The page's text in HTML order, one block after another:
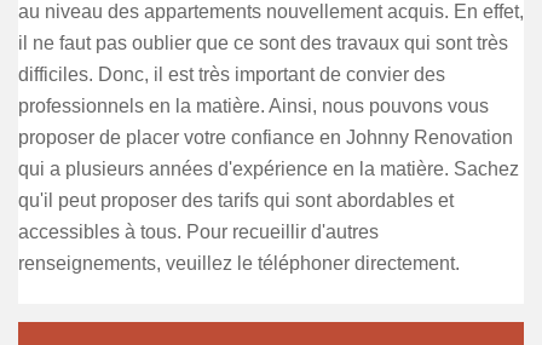
au niveau des appartements nouvellement acquis. En effet,
il ne faut pas oublier que ce sont des travaux qui sont très
difficiles. Donc, il est très important de convier des
professionnels en la matière. Ainsi, nous pouvons vous
proposer de placer votre confiance en Johnny Renovation
qui a plusieurs années d'expérience en la matière. Sachez
qu'il peut proposer des tarifs qui sont abordables et
accessibles à tous. Pour recueillir d'autres
renseignements, veuillez le téléphoner directement.